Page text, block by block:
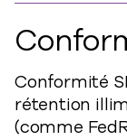
Conformité
rétention
(comme